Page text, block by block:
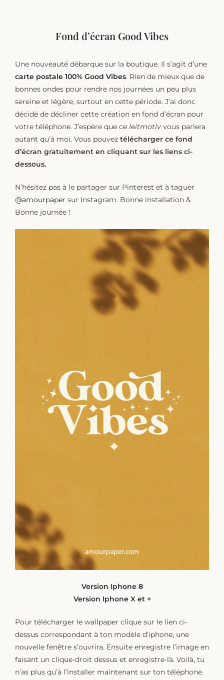
Fond d’écran Good Vibes
Une nouveauté débarque sur la boutique. Il s’agit d’une
carte postale 100% Good Vibes. Rien de mieux que de
bonnes ondes pour rendre nos journées un peu plus
sereine et légère, surtout en cette période. J’ai donc
décidé de décliner cette création en fond d’écran pour
votre téléphone. J’espère que ce leitmotiv vous parlera
autant qu’à moi. Vous pouvez télécharger ce fond
d’écran gratuitement en cliquant sur les liens ci-
dessous.
N’hésitez pas à le partager sur Pinterest et à taguer
@amourpaper sur Instagram. Bonne installation &
Bonne journée !
Version Iphone 8
Version Iphone X et +
Pour télécharger le wallpaper clique sur le lien ci-
dessus correspondant à ton modèle d’iphone, une
nouvelle fenêtre s’ouvrira. Ensuite enregistre l’image en
faisant un clique-droit dessus et enregistre-là. Voilà, tu
n’as plus qu’à l’installer maintenant sur ton téléphone.